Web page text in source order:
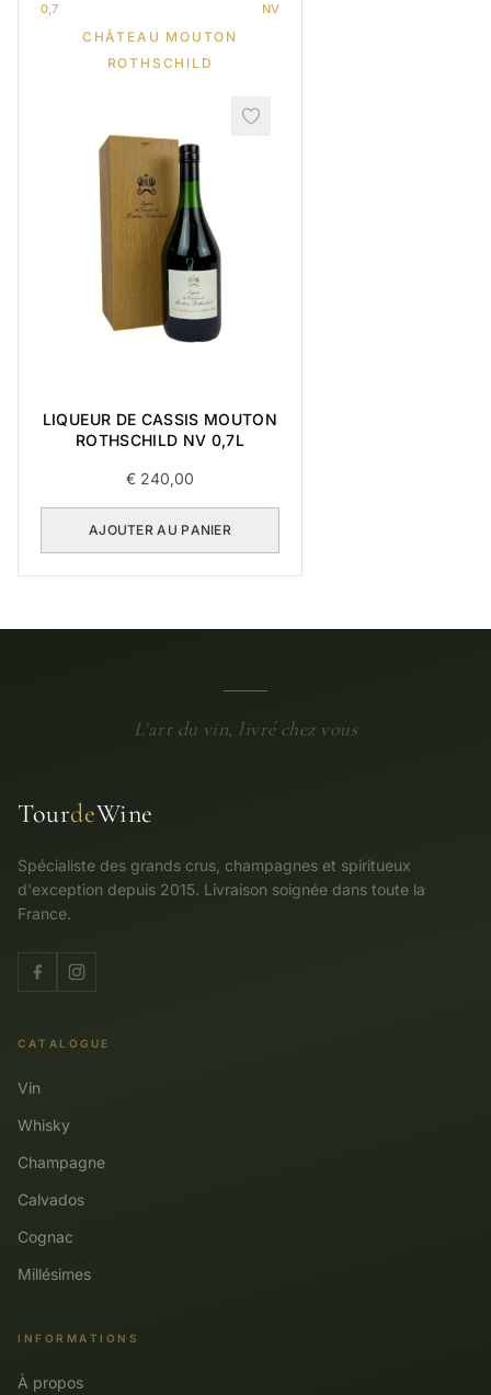
0,7 NV
CHÂTEAU MOUTON
ROTHSCHILD
LIQUEUR DE CASSIS MOUTON
ROTHSCHILD NV 0,7L
€ 240,00
AJOUTER AU PANIER
L'art du vin, livré chez vous
TourdeWine
Spécialiste des grands crus, champagnes et spiritueux
d'exception depuis 2015. Livraison soignée dans toute la
France.
CATALOGUE
Vin
Whisky
Champagne
Calvados
Cognac
Millésimes
INFORMATIONS
À propos